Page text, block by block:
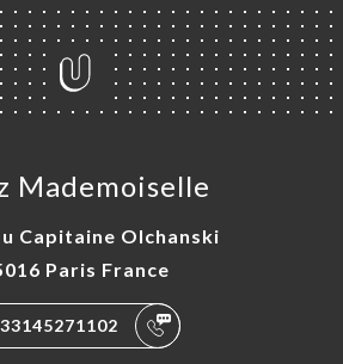
Mademoiselle
Capitaine Olchanski
Paris France